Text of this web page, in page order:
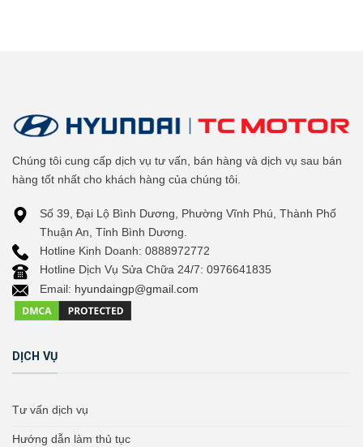
Chúng tôi cung cấp dịch vụ tư vấn, bán hàng và dịch vụ sau bán
hàng tốt nhất cho khách hàng của chúng tôi.
Số 39, Đại Lộ Bình Dương, Phường Vĩnh Phú, Thành Phố
Thuận An, Tỉnh Bình Dương.
Hotline Kinh Doanh: 0888972772
Hotline Dịch Vụ Sửa Chữa 24/7: 0976641835
Email: hyundaingp@gmail.com
DỊCH VỤ
Tư vấn dịch vụ
Hướng dẫn làm thủ tục